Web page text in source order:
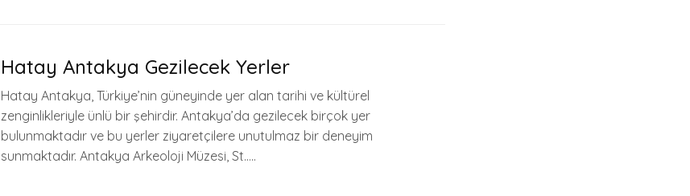
Hatay Antakya Gezilecek Yerler
Hatay Antakya, Türkiye’nin güneyinde yer alan tarihi ve kültürel
zenginlikleriyle ünlü bir şehirdir. Antakya’da gezilecek birçok yer
bulunmaktadır ve bu yerler ziyaretçilere unutulmaz bir deneyim
sunmaktadır. Antakya Arkeoloji Müzesi, St…..